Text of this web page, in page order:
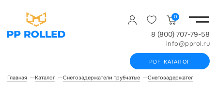
0
8 (800) 707-79-58
info@pprol.ru
PDF КАТАЛОГ
Главная Каталог Снегозадержатели трубчатые Снегозадержатели для